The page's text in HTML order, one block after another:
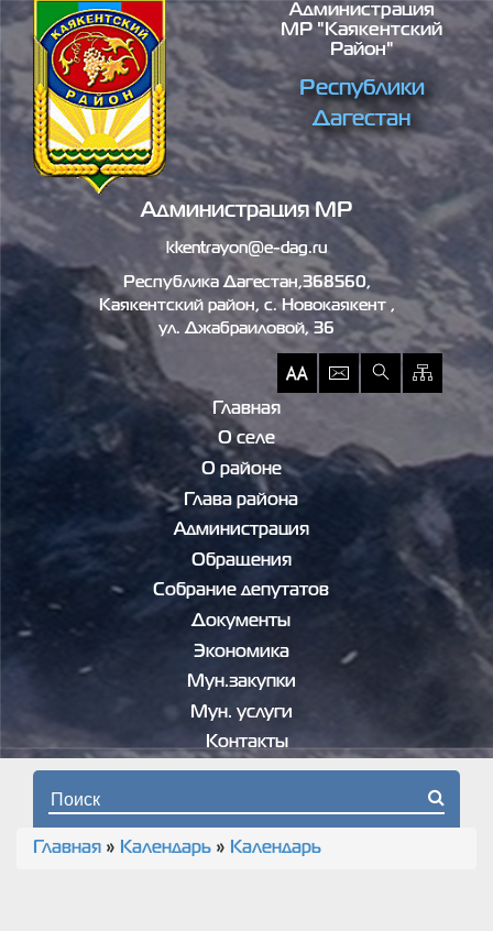
Перейти к основному содержаниюАдминистрация
МР "Каякентский
Район"
Республики
Дагестан
Администрация МР
kkentrayon@e-dag.ru
Республика Дагестан,368560,
Каякентский район, c. Новокаякент ,
ул. Джабраиловой, 36
Главная
О селе
О районе
Глава района
Администрация
Обращения
Собрание депутатов
Документы
Экономика
Мун.закупки
Мун. услуги
Контакты
Форма поиска
Вы здесь
Главная » Календарь » Календарь